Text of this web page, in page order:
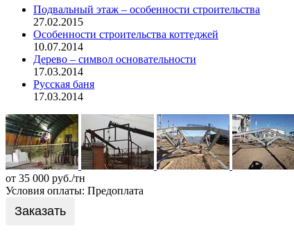
Подвальный этаж – особенности строительства
27.02.2015
Особенности строительства коттеджей
10.07.2014
Дерево – символ основательности
17.03.2014
Русская баня
17.03.2014
от 35 000 руб./тн
Условия оплаты: Предоплата
Заказать